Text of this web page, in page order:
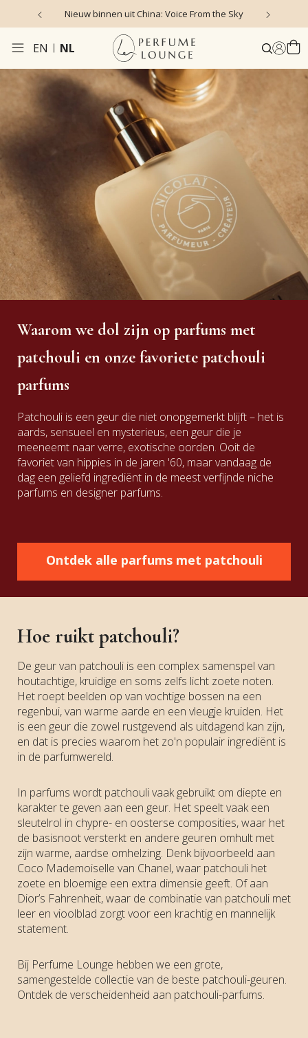
Nieuw binnen uit China: Voice From the Sky
EN NL
Waarom we dol zijn op parfums met
patchouli en onze favoriete patchouli
parfums
Patchouli is een geur die niet onopgemerkt blijft – het is
aards, sensueel en mysterieus, een geur die je
meeneemt naar verre, exotische oorden. Ooit de
favoriet van hippies in de jaren '60, maar vandaag de
dag een geliefd ingrediënt in de meest verfijnde niche
parfums en designer parfums.
Ontdek alle parfums met patchouli
Hoe ruikt patchouli?
De geur van patchouli is een complex samenspel van
houtachtige, kruidige en soms zelfs licht zoete noten.
Het roept beelden op van vochtige bossen na een
regenbui, van warme aarde en een vleugje kruiden. Het
is een geur die zowel rustgevend als uitdagend kan zijn,
en dat is precies waarom het zo'n populair ingrediënt is
in de parfumwereld.
In parfums wordt patchouli vaak gebruikt om diepte en
karakter te geven aan een geur. Het speelt vaak een
sleutelrol in chypre- en oosterse composities, waar het
de basisnoot versterkt en andere geuren omhult met
zijn warme, aardse omhelzing. Denk bijvoorbeeld aan
Coco Mademoiselle van Chanel, waar patchouli het
zoete en bloemige een extra dimensie geeft. Of aan
Dior’s Fahrenheit, waar de combinatie van patchouli met
leer en vioolblad zorgt voor een krachtig en mannelijk
statement.
Bij Perfume Lounge hebben we een grote,
samengestelde collectie van de beste patchouli-geuren.
Ontdek de verscheidenheid aan patchouli-parfums.